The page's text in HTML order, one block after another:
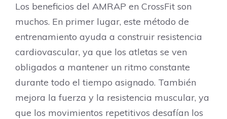
Los beneficios del AMRAP en CrossFit son
muchos. En primer lugar, este método de
entrenamiento ayuda a construir resistencia
cardiovascular, ya que los atletas se ven
obligados a mantener un ritmo constante
durante todo el tiempo asignado. También
mejora la fuerza y la resistencia muscular, ya
que los movimientos repetitivos desafían los